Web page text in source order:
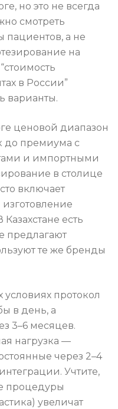
но это не всегда
смотреть
пациентов, а не
на
в России”
варианты.
ценовой диапазон
до премиума с
и импортными
в столице
включает
есть
предлагают
те же бренды
условиях протокол
в день, а
3–6 месяцев.
нагрузка —
через 2–4
Учтите,
процедуры
увеличат